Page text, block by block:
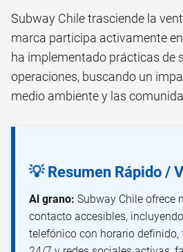
Subway Chile trasciende la
marca participa activamente
ha implementado prácticas de
operaciones, buscando un
medio ambiente y las
💡 Resumen Rápido /
Al grano: Subway Chile ofrece
contacto accesibles,
telefónico con horario definido,